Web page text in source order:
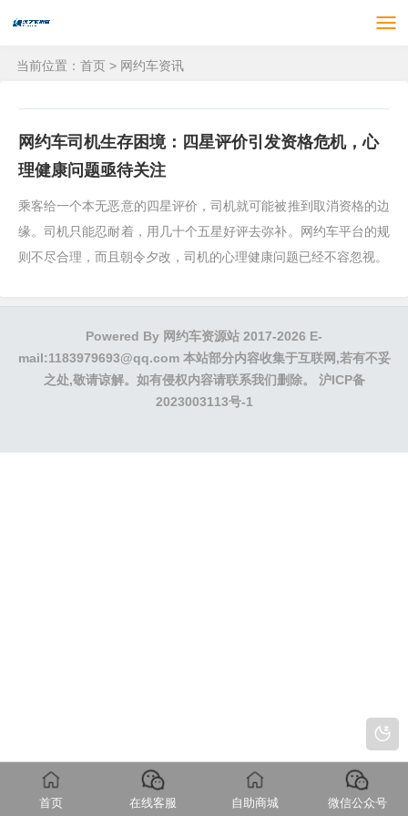
当前位置： 首页 > 网约车资讯
网约车司机生存困境：四星评价引发资格危机，心
理健康问题亟待关注
乘客给一个本无恶意的四星评价，司机就可能被推到取消资格的边
缘。司机只能忍耐着，用几十个五星好评去弥补。网约车平台的规
则不尽合理，而且朝令夕改，司机的心理健康问题已经不容忽视。
Powered By 网约车资源站 2017-2026 E-
mail:1183979693@qq.com 本站部分内容收集于互联网,若有不妥
之处,敬请谅解。如有侵权内容请联系我们删除。 沪ICP备
2023003113号-1
首页 在线客服 自助商城 微信公众号